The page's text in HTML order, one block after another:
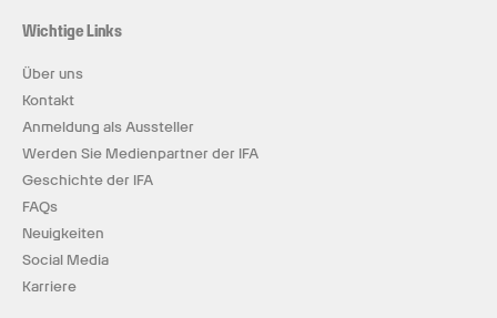
Wichtige Links
Über uns
Kontakt
Anmeldung als Aussteller
Werden Sie Medienpartner der IFA
Geschichte der IFA
FAQs
Neuigkeiten
Social Media
Karriere